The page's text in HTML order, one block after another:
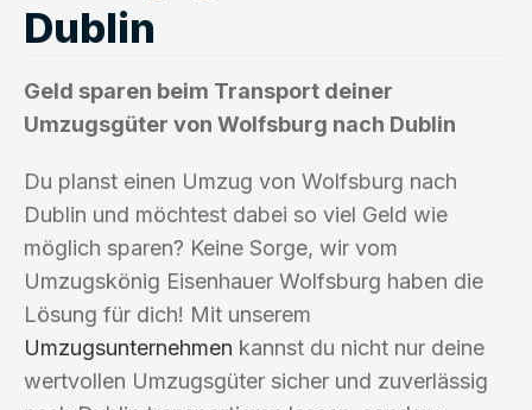
Dublin
Geld sparen beim Transport deiner
Umzugsgüter von Wolfsburg nach Dublin
Du planst einen Umzug von Wolfsburg nach
Dublin und möchtest dabei so viel Geld wie
möglich sparen? Keine Sorge, wir vom
Umzugskönig Eisenhauer Wolfsburg haben die
Lösung für dich! Mit unserem
Umzugsunternehmen kannst du nicht nur deine
wertvollen Umzugsgüter sicher und zuverlässig